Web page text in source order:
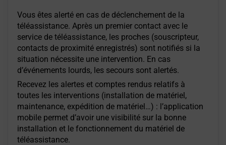
Vous êtes alerté en cas de déclenchement de la
téléassistance. Après un premier contact avec le
service de téléassistance, les proches (souscripteur,
contacts de proximité enregistrés) sont notifiés si la
situation nécessite une intervention. En cas
d’événements lourds, les secours sont alertés.
Recevez les alertes et comptes rendus relatifs à
toutes les interventions (installation de matériel,
maintenance, expédition de matériel…) : l’application
mobile permet d’avoir une visibilité sur la bonne
installation et le fonctionnement du matériel de
téléassistance.